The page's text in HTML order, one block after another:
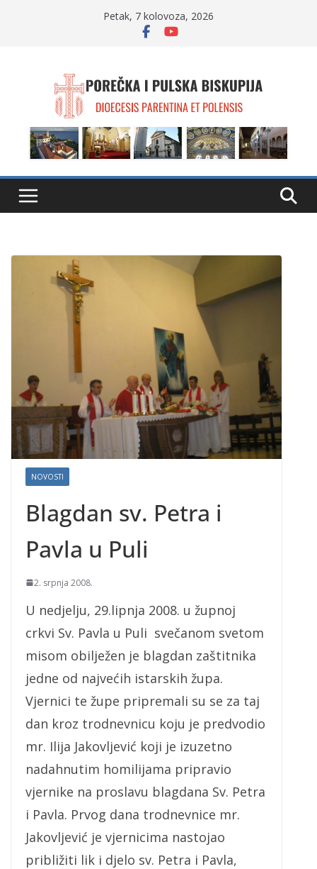
Petak, 7 kolovoza, 2026
NOVOSTI
Blagdan sv. Petra i
Pavla u Puli
2. srpnja 2008.
U nedjelju, 29.lipnja 2008. u župnoj
crkvi Sv. Pavla u Puli svečanom svetom
misom obilježen je blagdan zaštitnika
jedne od najvećih istarskih župa.
Vjernici te župe pripremali su se za taj
dan kroz trodnevnicu koju je predvodio
mr. Ilija Jakovljević koji je izuzetno
nadahnutim homilijama pripravio
vjernike na proslavu blagdana Sv. Petra
i Pavla. Prvog dana trodnevnice mr.
Jakovljević je vjernicima nastojao
približiti lik i djelo sv. Petra i Pavla,